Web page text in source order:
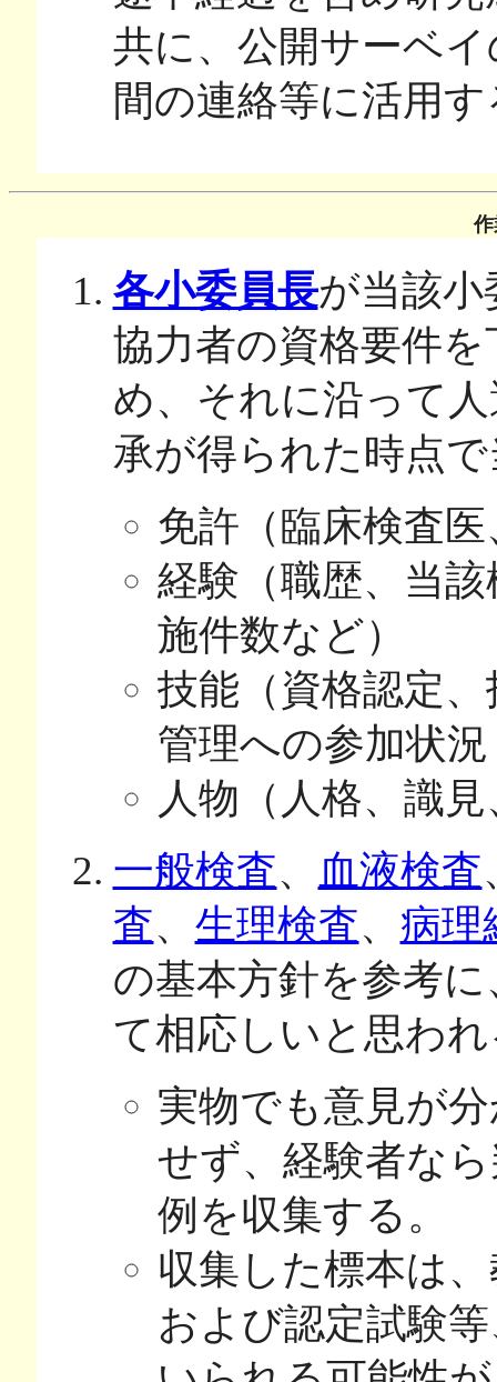
共に、公開サーベ
間の連絡等に活用す
各小委員長が当該小
協力者の資格要件
め、それに沿って
承が得られた時点
免許（臨床検査
経験（職歴、当
施件数など）
技能（資格認定
管理への参加状
人物（人格、識
一般検査、 血液検査
査、 生理検査、 病理
の基本方針を参考
て相応しいと思わ
実物でも意見が
せず、経験者な
例を収集する。
収集した標本は
および認定試験